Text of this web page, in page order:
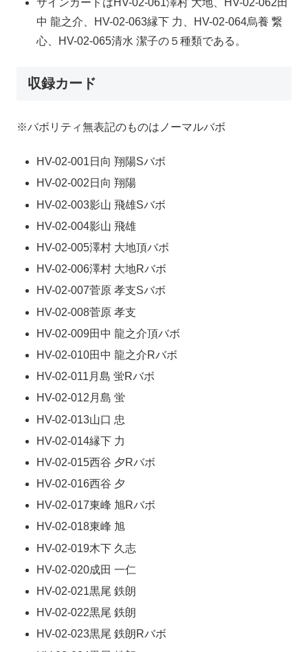
サインカードはHV-02-061澤村 大地、HV-02-062田
中 龍之介、HV-02-063縁下 力、HV-02-064烏養 繋
心、HV-02-065清水 潔子の５種類である。
収録カード
※バボリティ無表記のものはノーマルバボ
HV-02-001日向 翔陽Sバボ
HV-02-002日向 翔陽
HV-02-003影山 飛雄Sバボ
HV-02-004影山 飛雄
HV-02-005澤村 大地頂バボ
HV-02-006澤村 大地Rバボ
HV-02-007菅原 孝支Sバボ
HV-02-008菅原 孝支
HV-02-009田中 龍之介頂バボ
HV-02-010田中 龍之介Rバボ
HV-02-011月島 蛍Rバボ
HV-02-012月島 蛍
HV-02-013山口 忠
HV-02-014縁下 力
HV-02-015西谷 夕Rバボ
HV-02-016西谷 夕
HV-02-017東峰 旭Rバボ
HV-02-018東峰 旭
HV-02-019木下 久志
HV-02-020成田 一仁
HV-02-021黒尾 鉄朗
HV-02-022黒尾 鉄朗
HV-02-023黒尾 鉄朗Rバボ